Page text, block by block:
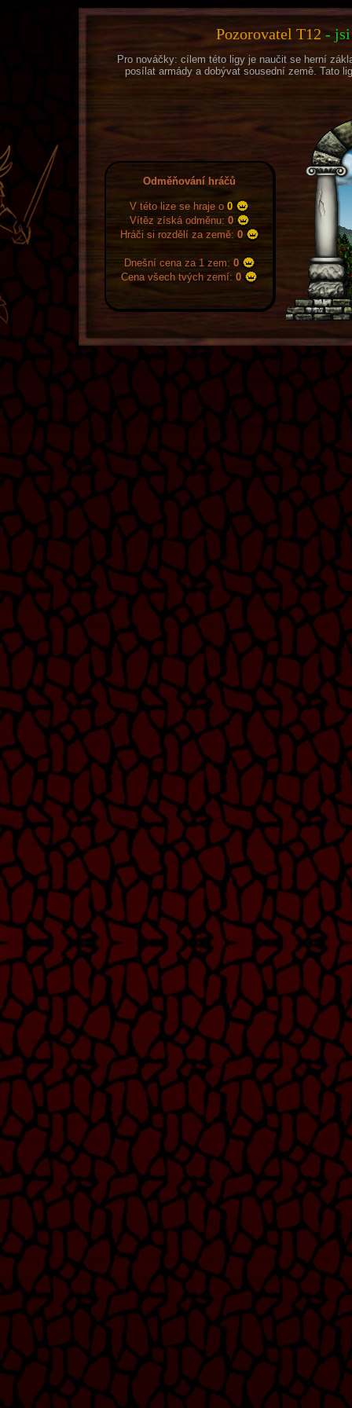
Pozorovatel T12 -
Pro nováčky: cílem této ligy je naučit se herní
posílat armády a dobývat sousední země. Tato
Odměňování hráčů
V této lize se hraje o 0
Vítěz získá odměnu: 0
Hráči si rozdělí za země: 0
Dnešní cena za 1 zem: 0
Cena všech tvých zemí: 0